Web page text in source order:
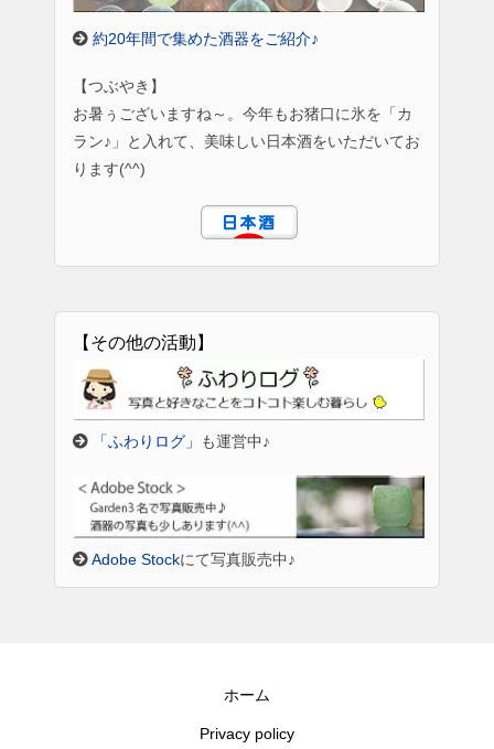
約20年間で集めた酒器をご紹介♪
【つぶやき】
お暑ぅございますね～。今年もお猪口に氷を「カ
ラン♪」と入れて、美味しい日本酒をいただいてお
ります(^^)
【その他の活動】
「ふわりログ」 も運営中♪
Adobe Stockにて写真販売中♪
ホーム
Privacy policy